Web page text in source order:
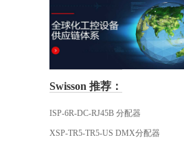
Swisson 推荐：
ISP-6R-DC-RJ45B 分配器
XSP-TR5-TR5-US DMX分配器